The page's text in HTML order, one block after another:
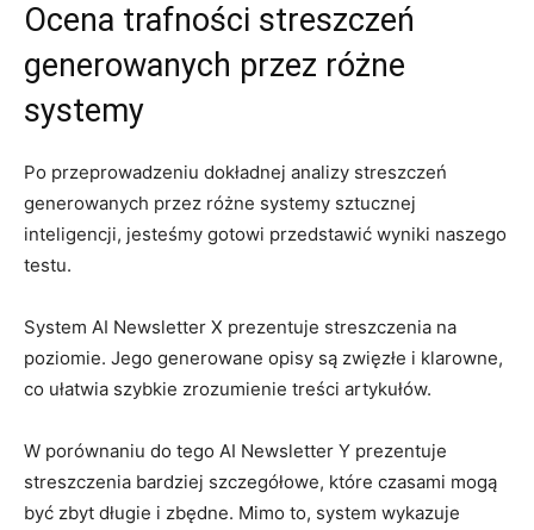
Ocena ‌trafności streszczeń
generowanych ⁣przez różne
systemy
Po przeprowadzeniu dokładnej analizy streszczeń
generowanych ‍przez różne systemy sztucznej
inteligencji, jesteśmy gotowi przedstawić ‍wyniki naszego
testu.
System AI ⁤Newsletter⁢ X prezentuje streszczenia na
poziomie. Jego ‌generowane⁣ opisy są ⁢zwięzłe ‌i⁣ klarowne,
co ułatwia szybkie zrozumienie⁢ treści artykułów.
W porównaniu do‍ tego AI Newsletter ‌Y prezentuje
streszczenia bardziej szczegółowe, które ‌czasami mogą⁣
być zbyt długie i zbędne. Mimo ​to,‍ system wykazuje